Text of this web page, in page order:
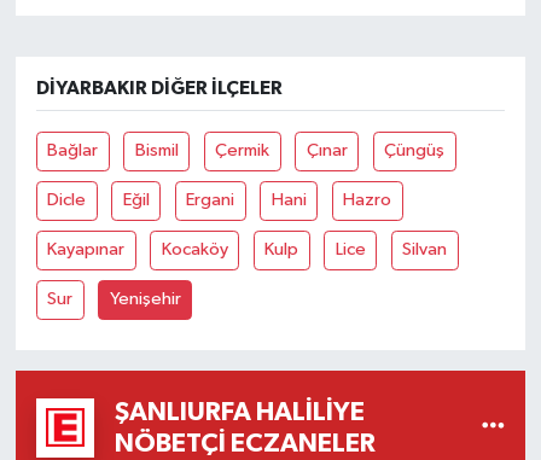
DIYARBAKIR DIĞER İLÇELER
Bağlar Bismil Çermik Çınar Çüngüş
Dicle Eğil Ergani Hani Hazro
Kayapınar Kocaköy Kulp Lice Silvan
Sur Yenişehir
ŞANLIURFA HALILIYE
NÖBETÇI ECZANELER